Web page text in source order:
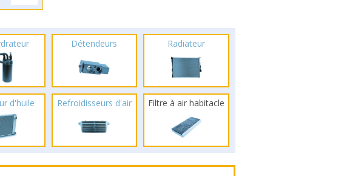
Détendeurs Radiateur
d'huile Refroidisseurs d'air Filtre à air habitacle